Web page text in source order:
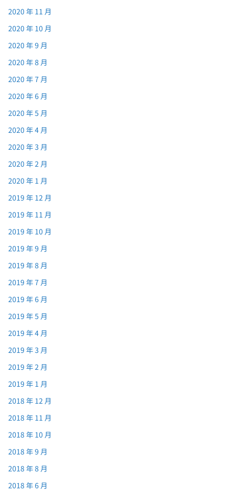
2020 年 11 月
2020 年 10 月
2020 年 9 月
2020 年 8 月
2020 年 7 月
2020 年 6 月
2020 年 5 月
2020 年 4 月
2020 年 3 月
2020 年 2 月
2020 年 1 月
2019 年 12 月
2019 年 11 月
2019 年 10 月
2019 年 9 月
2019 年 8 月
2019 年 7 月
2019 年 6 月
2019 年 5 月
2019 年 4 月
2019 年 3 月
2019 年 2 月
2019 年 1 月
2018 年 12 月
2018 年 11 月
2018 年 10 月
2018 年 9 月
2018 年 8 月
2018 年 6 月